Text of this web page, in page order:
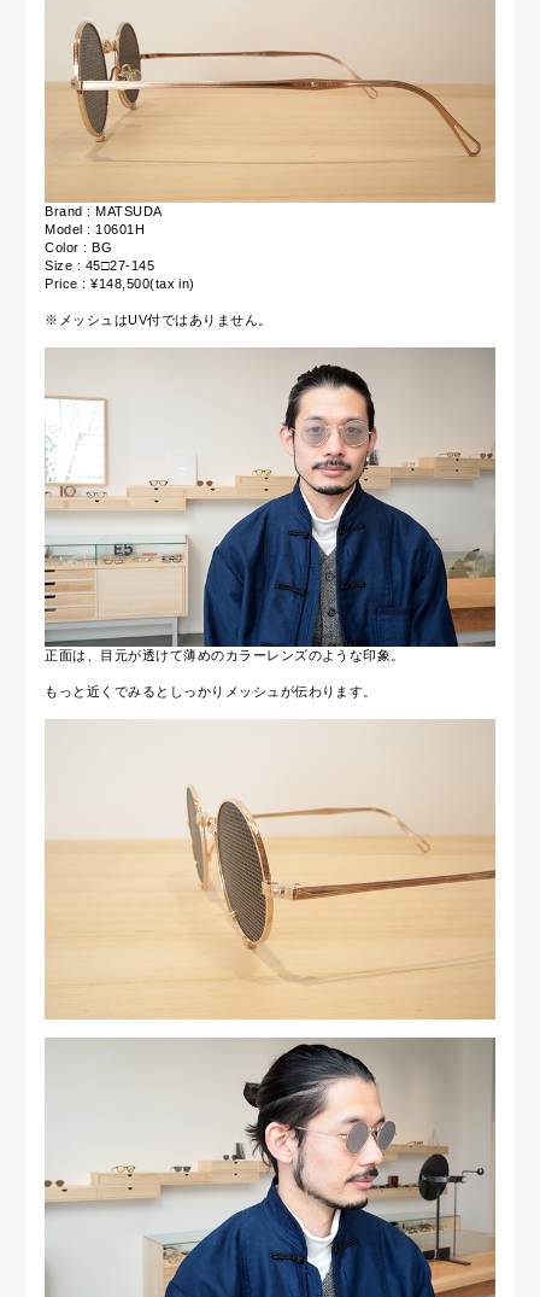
Brand : MATSUDA
Model : 10601H
Color : BG
Size : 45□27-145
Price : ¥148,500(tax in)
※メッシュはUV付ではありません。
正面は、目元が透けて薄めのカラーレンズのような印象。
もっと近くでみるとしっかりメッシュが伝わります。